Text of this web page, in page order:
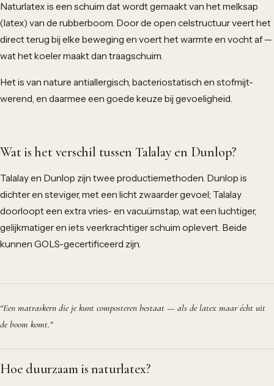
Naturlatex is een schuim dat wordt gemaakt van het melksap
(latex) van de rubberboom. Door de open celstructuur veert het
direct terug bij elke beweging en voert het warmte en vocht af —
wat het koeler maakt dan traagschuim.
Het is van nature antiallergisch, bacteriostatisch en stofmijt-
werend, en daarmee een goede keuze bij gevoeligheid.
Wat is het verschil tussen Talalay en Dunlop?
Talalay en Dunlop zijn twee productiemethoden. Dunlop is
dichter en steviger, met een licht zwaarder gevoel; Talalay
doorloopt een extra vries- en vacuümstap, wat een luchtiger,
gelijkmatiger en iets veerkrachtiger schuim oplevert. Beide
kunnen GOLS-gecertificeerd zijn.
“Een matraskern die je kunt composteren bestaat — als de latex maar écht uit
de boom komt.”
Hoe duurzaam is naturlatex?